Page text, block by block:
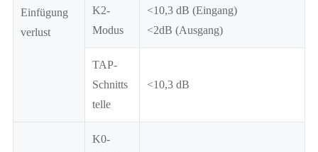
Einfügung
verlust
K2-
Modus
<10,3 dB (Eingang)
<2dB (Ausgang)
TAP-
Schnitts
telle
<10,3 dB
K0-